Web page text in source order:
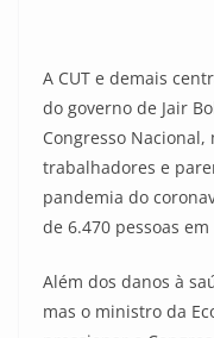
A CUT e demais
do governo de Jair
Congresso
trabalhadores e
pandemia do
de 6.470 pessoas
Além dos danos à
mas o ministro da